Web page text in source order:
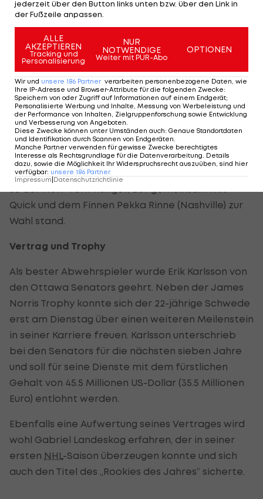
Kings den Stanley Cup gewinnen konnte und auch
zum MVP der Playoffs gewählt wurde. Am Ende
triumphierte aber der Rangers-Torhüter und war
nach der Verleihung völlig perplex.
„Ich denke, ich habe es noch gar nicht realisiert.
Ich war gemeinsam mit zwei hervorragenden
Torhütern nominiert und habe natürlich auf den
Sieg gehofft, denn dies war immer eines meiner
Karriere-Ziele. Es ist eine große Ehre, allein
nominiert zu sein und zu sehen, dass die Leute dich
für deine Arbeit anerkennen und wertschätzen “,
Quick und dem Finnen Pekka Rinne (Nashville) zur
Wahl stand.
Vertrag und Trophy
Als bester Abwehrspieler wurde Erik Karlsson von
den Ottawa Senators geehrt. Neben der James
Norris Trophy konnte sich der 22-jährige Schwede
erst am Dienstag über einen weiteren Meilenstein
in seiner Karriere freuen. Karlsson unterschrieb
bei den Senators für die nächsten sieben Jahre
und soll für seine Dienste mit dem fürstlichen
Gehalt von 45.5 Millionen US-Dollar (35.5 Millionen
Euro) entlohnt werden.
Ebenfalls eine Aufwertung seines Vertrages wird
wohl Gabriel Landeskog erfahren, der in seiner
ersten NHL -Saison überzeugen konnte und sich
auch den Titel des „Rookies des Jahres“ sicherte.
jederzeit über den Button links unten bzw. über den Link in
der Fußzeile anpassen.
ALLE
AKZEPTIEREN
Tracking und
Personalisierung
NUR
NOTWENDIGE
Weiter mit PUR-Abo
OPTIONEN
Wir und unsere 186 Partner verarbeiten personenbezogene Daten, wie
Ihre IP-Adresse und Browser-Attribute für die folgenden Zwecke:
Speichern von oder Zugriff auf Informationen auf einem Endgerät;
Personalisierte Werbung und Inhalte, Messung von Werbeleistung und
der Performance von Inhalten, Zielgruppenforschung sowie Entwicklung
und Verbesserung von Angeboten
Diese Zwecke können unter Umständen auch: Genaue Standortdaten
und Identifikation durch Scannen von Endgeräten
Manche Partner verwenden für gewisse Zwecke berechtigtes
Interesse als Rechtsgrundlage für die Datenverarbeitung. Details
dazu, sowie die Möglichkeit Ihr Widerspruchsrecht auszuüben, sind hier
verfügbar: unsere 186 Partner
Impressum|Datenschutzrichtlinie